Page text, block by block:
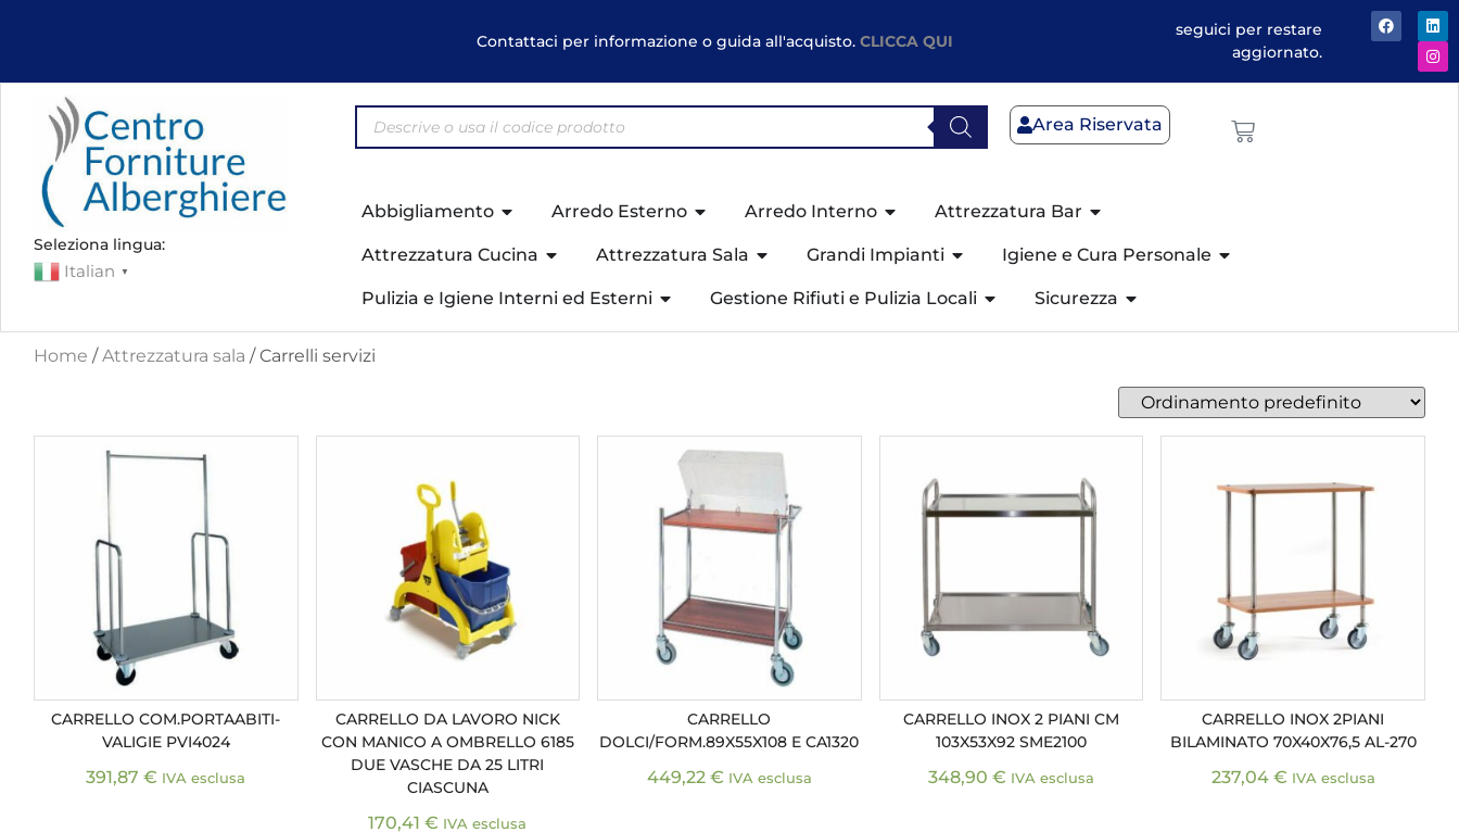
Contattaci per informazione o guida all'acquisto.CLICCA QUI
seguici per restare
aggiornato.
Seleziona lingua:
Italian ▼
Area Riservata
Abbigliamento Arredo Esterno Arredo Interno Attrezzatura Bar
Attrezzatura Cucina Attrezzatura Sala Grandi Impianti Igiene e Cura Personale
Pulizia e Igiene Interni ed Esterni Gestione Rifiuti e Pulizia Locali Sicurezza
Home /Attrezzatura sala / Carrelli servizi
CARRELLO COM.PORTAABITI-
VALIGIE PVI4024
391,87€ IVA esclusa
CARRELLO DA LAVORO NICK
CON MANICO A OMBRELLO 6185
DUE VASCHE DA 25 LITRI
CIASCUNA
170,41€ IVA esclusa
CARRELLO
DOLCI/FORM.89X55X108 E CA1320
449,22 € IVA esclusa
CARRELLO INOX 2 PIANI CM
103X53X92 SME2100
348,90€ IVA esclusa
CARRELLO INOX 2PIANI
BILAMINATO 70X40X76,5 AL-270
237,04 € IVA esclusa